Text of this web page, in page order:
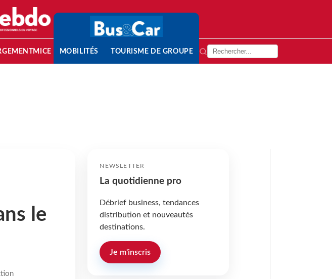
MICE MOBILITÉS TOURISME DE GROUPE
le
NEWSLETTER
La quotidienne pro
Débrief business, tendances
distribution et nouveautés
destinations.
Je m'inscris